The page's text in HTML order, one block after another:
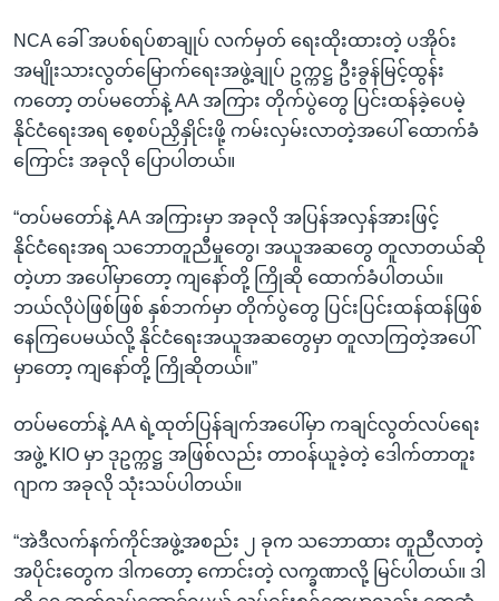
NCA ခေါ် အပစ်ရပ်စာချုပ် လက်မှတ် ရေးထိုးထားတဲ့ ပအိုဝ်း
အမျိုးသားလွတ်မြောက်ရေးအဖွဲ့ချုပ် ဥက္ကဋ္ဌ ဦးခွန်မြင့်ထွန်း
ကတော့ တပ်မတော်နဲ့ AA အကြား တိုက်ပွဲတွေ ပြင်းထန်ခဲ့ပေမဲ့
နိုင်ငံရေးအရ စေ့စပ်ညှိနှိုင်းဖို့ ကမ်းလှမ်းလာတဲ့အပေါ် ထောက်ခံ
ကြောင်း အခုလို ပြောပါတယ်။
“တပ်မတော်နဲ့ AA အကြားမှာ အခုလို အပြန်အလှန်အားဖြင့်
နိုင်ငံရေးအရ သဘောတူညီမှုတွေ၊ အယူအဆတွေ တူလာတယ်ဆို
တဲ့ဟာ အပေါ်မှာတော့ ကျနော်တို့ ကြိုဆို ထောက်ခံပါတယ်။
ဘယ်လိုပဲဖြစ်ဖြစ် နှစ်ဘက်မှာ တိုက်ပွဲတွေ ပြင်းပြင်းထန်ထန်ဖြစ်
နေကြပေမယ်လို့ နိုင်ငံရေးအယူအဆတွေမှာ တူလာကြတဲ့အပေါ်
မှာတော့ ကျနော်တို့ ကြိုဆိုတယ်။”
တပ်မတော်နဲ့ AA ရဲ့ထုတ်ပြန်ချက်အပေါ်မှာ ကချင်လွတ်လပ်ရေး
အဖွဲ့ KIO မှာ ဒုဥက္ကဋ္ဌ အဖြစ်လည်း တာဝန်ယူခဲ့တဲ့ ဒေါက်တာတူး
ဂျာက အခုလို သုံးသပ်ပါတယ်။
“အဲဒီလက်နက်ကိုင်အဖွဲ့အစည်း ၂ ခုက သဘောထား တူညီလာတဲ့
အပိုင်းတွေက ဒါကတော့ ကောင်းတဲ့ လက္ခဏာလို့ မြင်ပါတယ်။ ဒါ